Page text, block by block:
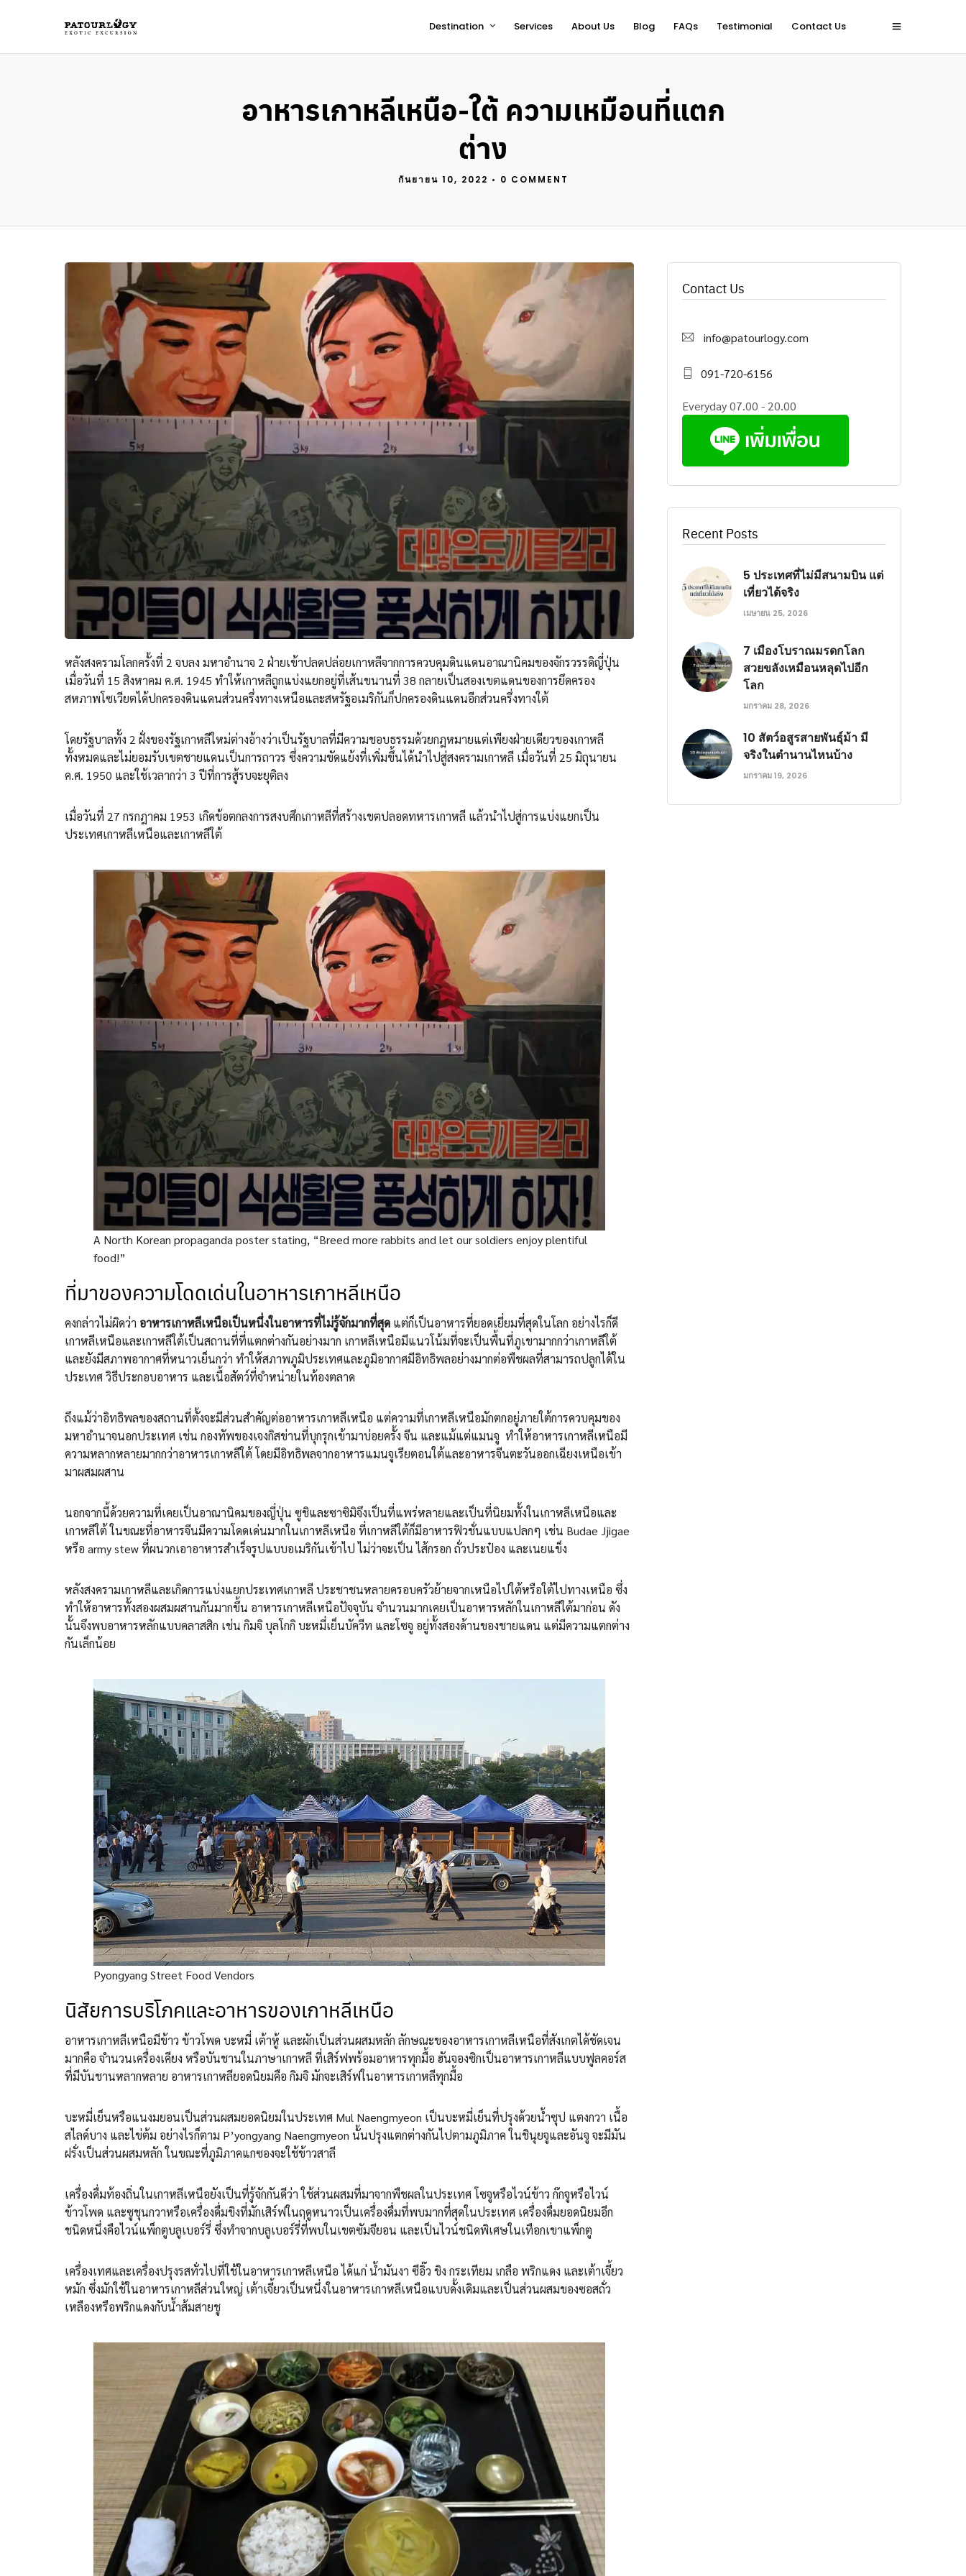
Destination Services About Us Blog FAQs Testimonial Contact Us
อาหารเกาหลีเหนือ-ใต้ ความเหมือนที่แตก
ต่าง
กันยายน 10, 2022 • 0 COMMENT
หลังสงครามโลกครั้งที่ 2 จบลง มหาอำนาจ 2 ฝ่ายเข้าปลดปล่อยเกาหลีจากการควบคุมดินแดนอาณานิคมของจักรวรรดิญี่ปุ่น
เมื่อวันที่ 15 สิงหาคม ค.ศ. 1945 ทำให้เกาหลีถูกแบ่งแยกอยู่ที่เส้นขนานที่ 38 กลายเป็นสองเขตแดนของการยึดครอง
สหภาพโซเวียตได้ปกครองดินแดนส่วนครึ่งทางเหนือและสหรัฐอเมริกันก็ปกครองดินแดนอีกส่วนครึ่งทางใต้
โดยรัฐบาลทั้ง 2 ฝั่งของรัฐเกาหลีใหม่ต่างอ้างว่าเป็นรัฐบาลที่มีความชอบธรรมด้วยกฎหมายแต่เพียงฝ่ายเดียวของเกาหลี
ทั้งหมดและไม่ยอมรับเขตชายแดนเป็นการถาวร ซึ่งความขัดแย้งที่เพิ่มขึ้นได้นำไปสู่สงครามเกาหลี เมื่อวันที่ 25 มิถุนายน
ค.ศ. 1950 และใช้เวลากว่า 3 ปีที่การสู้รบจะยุติลง
เมื่อวันที่ 27 กรกฎาคม 1953 เกิดข้อตกลงการสงบศึกเกาหลีที่สร้างเขตปลอดทหารเกาหลี แล้วนำไปสู่การแบ่งแยกเป็น
ประเทศเกาหลีเหนือและเกาหลีใต้
A North Korean propaganda poster stating, “Breed more rabbits and let our soldiers enjoy plentiful
food!”
ที่มาของความโดดเด่นในอาหารเกาหลีเหนือ
คงกล่าวไม่ผิดว่า อาหารเกาหลีเหนือเป็นหนึ่งในอาหารที่ไม่รู้จักมากที่สุด แต่ก็เป็นอาหารที่ยอดเยี่ยมที่สุดในโลก อย่างไรก็ดี
เกาหลีเหนือและเกาหลีใต้เป็นสถานที่ที่แตกต่างกันอย่างมาก เกาหลีเหนือมีแนวโน้มที่จะเป็นพื้นที่ภูเขามากกว่าเกาหลีใต้
และยังมีสภาพอากาศที่หนาวเย็นกว่า ทำให้สภาพภูมิประเทศและภูมิอากาศมีอิทธิพลอย่างมากต่อพืชผลที่สามารถปลูกได้ใน
ประเทศ วิธีประกอบอาหาร และเนื้อสัตว์ที่จำหน่ายในท้องตลาด
ถึงแม้ว่าอิทธิพลของสถานที่ตั้งจะมีส่วนสำคัญต่ออาหารเกาหลีเหนือ แต่ความที่เกาหลีเหนือมักตกอยู่ภายใต้การควบคุมของ
มหาอำนาจนอกประเทศ เช่น กองทัพของเจงกิสข่านที่บุกรุกเข้ามาบ่อยครั้ง จีน และแม้แต่แมนจู ทำให้อาหารเกาหลีเหนือมี
ความหลากหลายมากกว่าอาหารเกาหลีใต้ โดยมีอิทธิพลจากอาหารแมนจูเรียตอนใต้และอาหารจีนตะวันออกเฉียงเหนือเข้า
มาผสมผสาน
นอกจากนี้ด้วยความที่เคยเป็นอาณานิคมของญี่ปุ่น ซูชิและซาซิมิจึงเป็นที่แพร่หลายและเป็นที่นิยมทั้งในเกาหลีเหนือและ
เกาหลีใต้ ในขณะที่อาหารจีนมีความโดดเด่นมากในเกาหลีเหนือ ที่เกาหลีใต้ก็มีอาหารฟิวชั่นแบบแปลกๆ เช่น Budae Jjigae
หรือ army stew ที่ผนวกเอาอาหารสำเร็จรูปแบบอเมริกันเข้าไป ไม่ว่าจะเป็น ไส้กรอก ถั่วประป๋อง และเนยแข็ง
หลังสงครามเกาหลีและเกิดการแบ่งแยกประเทศเกาหลี ประชาชนหลายครอบครัวย้ายจากเหนือไปใต้หรือใต้ไปทางเหนือ ซึ่ง
ทำให้อาหารทั้งสองผสมผสานกันมากขึ้น อาหารเกาหลีเหนือปัจจุบัน จำนวนมากเคยเป็นอาหารหลักในเกาหลีใต้มาก่อน ดัง
นั้นจึงพบอาหารหลักแบบคลาสสิก เช่น กิมจิ บุลโกกิ บะหมี่เย็นบัควีท และโซจู อยู่ทั้งสองด้านของชายแดน แต่มีความแตกต่าง
กันเล็กน้อย
Pyongyang Street Food Vendors
นิสัยการบริโภคและอาหารของเกาหลีเหนือ
อาหารเกาหลีเหนือมีข้าว ข้าวโพด บะหมี่ เต้าหู้ และผักเป็นส่วนผสมหลัก ลักษณะของอาหารเกาหลีเหนือที่สังเกตได้ชัดเจน
มากคือ จำนวนเครื่องเคียง หรือบันชานในภาษาเกาหลี ที่เสิร์ฟพร้อมอาหารทุกมื้อ ฮันจองซิกเป็นอาหารเกาหลีแบบฟูลคอร์ส
ที่มีบันชานหลากหลาย อาหารเกาหลียอดนิยมคือ กิมจิ มักจะเสิร์ฟในอาหารเกาหลีทุกมื้อ
บะหมี่เย็นหรือแนงมยอนเป็นส่วนผสมยอดนิยมในประเทศ Mul Naengmyeon เป็นบะหมี่เย็นที่ปรุงด้วยน้ำซุป แตงกวา เนื้อ
สไลด์บาง และไข่ต้ม อย่างไรก็ตาม P’yongyang Naengmyeon นั้นปรุงแตกต่างกันไปตามภูมิภาค ในชินุยจูและอันจู จะมีมัน
ฝรั่งเป็นส่วนผสมหลัก ในขณะที่ภูมิภาคแกซองจะใช้ข้าวสาลี
เครื่องดื่มท้องถิ่นในเกาหลีเหนือยังเป็นที่รู้จักกันดีว่า ใช้ส่วนผสมที่มาจากพืชผลในประเทศ โซจูหรือไวน์ข้าว ก๊กจูหรือไวน์
ข้าวโพด และซูชุนกวาหรือเครื่องดื่มขิงที่มักเสิร์ฟในฤดูหนาวเป็นเครื่องดื่มที่พบมากที่สุดในประเทศ เครื่องดื่มยอดนิยมอีก
ชนิดหนึ่งคือไวน์แพ็กตูบลูเบอร์รี่ ซึ่งทำจากบลูเบอร์รี่ที่พบในเขตซัมจียอน และเป็นไวน์ชนิดพิเศษในเทือกเขาแพ็กตู
เครื่องเทศและเครื่องปรุงรสทั่วไปที่ใช้ในอาหารเกาหลีเหนือ ได้แก่ น้ำมันงา ซีอิ๊ว ขิง กระเทียม เกลือ พริกแดง และเต้าเจี้ยว
หมัก ซึ่งมักใช้ในอาหารเกาหลีส่วนใหญ่ เต้าเจี้ยวเป็นหนึ่งในอาหารเกาหลีเหนือแบบดั้งเดิมและเป็นส่วนผสมของซอสถั่ว
เหลืองหรือพริกแดงกับน้ำส้มสายชู
Contact Us
info@patourlogy.com
091-720-6156
Everyday 07.00 - 20.00
Recent Posts
5 ประเทศที่ไม่มีสนามบิน แต่
เที่ยวได้จริง
เมษายน 25, 2026
7 เมืองโบราณมรดกโลก
สวยขลังเหมือนหลุดไปอีก
โลก
มกราคม 28, 2026
10 สัตว์อสูรสายพันธุ์ม้า มี
จริงในตำนานไหนบ้าง
มกราคม 19, 2026